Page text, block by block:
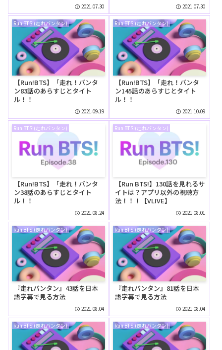
2021.07.30 2021.07.30
Run BTS!(走れバンタン)
【Run!BTS】「走れ！バンタ
ン83話のあらすじとタイト
ル！！
2021.09.19
Run BTS!(走れバンタン)
【Run!BTS】「走れ！バンタ
ン145話のあらすじとタイト
ル！！
2021.10.09
Run BTS!(走れバンタン)
【Run!BTS】「走れ！バンタ
ン38話のあらすじとタイト
ル！！
2021.08.24
Run BTS!(走れバンタン)
【Run BTS!】130話を見れるサ
イトは？アプリ以外の視聴方
法！！！【VLIVE】
2021.08.01
Run BTS!(走れバンタン)
『走れバンタン』43話を日本
語字幕で見る方法
2021.08.04
Run BTS!(走れバンタン)
『走れバンタン』81話を日本
語字幕で見る方法
2021.08.04
Run BTS!(走れバンタン) Run BTS!(走れバンタン)